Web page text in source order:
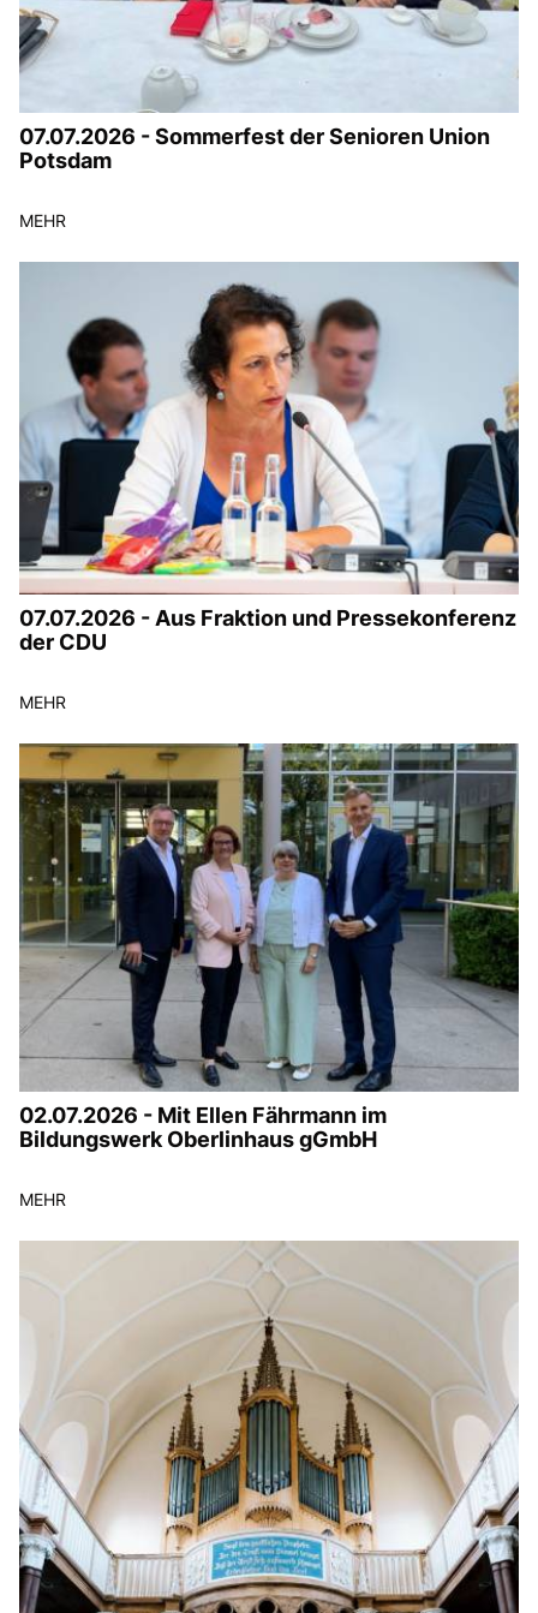
07.07.2026 - Sommerfest der Senioren Union
Potsdam
MEHR
07.07.2026 - Aus Fraktion und Pressekonferenz
der CDU
MEHR
02.07.2026 - Mit Ellen Fährmann im
Bildungswerk Oberlinhaus gGmbH
MEHR